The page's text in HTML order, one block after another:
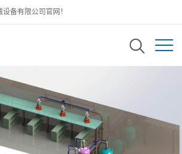
备有限公司官网！